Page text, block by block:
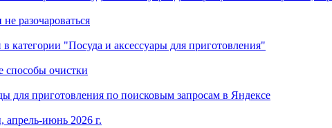
разочароваться
категории "Посуда и аксессуары для приготовления"
способы очистки
для приготовления по поисковым запросам в Яндексе
июнь 2026 г.